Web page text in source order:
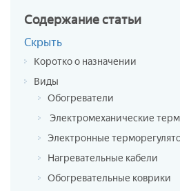
Содержаниестатьи
Скрыть
Коротко о назначении
Виды
Обогреватели
Электромеханические
Электронные
Нагревательные кабели
Обогревательные коврики